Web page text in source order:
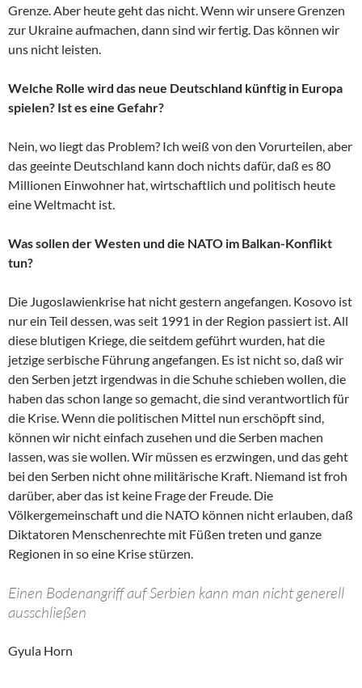
Grenze. Aber heute geht das nicht. Wenn wir unsere Grenzen
zur Ukraine aufmachen, dann sind wir fertig. Das können wir
uns nicht leisten.
Welche Rolle wird das neue Deutschland künftig in Europa
spielen? Ist es eine Gefahr?
Nein, wo liegt das Problem? Ich weiß von den Vorurteilen, aber
das geeinte Deutschland kann doch nichts dafür, daß es 80
Millionen Einwohner hat, wirtschaftlich und politisch heute
eine Weltmacht ist.
Was sollen der Westen und die NATO im Balkan-Konflikt
tun?
Die Jugoslawienkrise hat nicht gestern angefangen. Kosovo ist
nur ein Teil dessen, was seit 1991 in der Region passiert ist. All
diese blutigen Kriege, die seitdem geführt wurden, hat die
jetzige serbische Führung angefangen. Es ist nicht so, daß wir
den Serben jetzt irgendwas in die Schuhe schieben wollen, die
haben das schon lange so gemacht, die sind verantwortlich für
die Krise. Wenn die politischen Mittel nun erschöpft sind,
können wir nicht einfach zusehen und die Serben machen
lassen, was sie wollen. Wir müssen es erzwingen, und das geht
bei den Serben nicht ohne militärische Kraft. Niemand ist froh
darüber, aber das ist keine Frage der Freude. Die
Völkergemeinschaft und die NATO können nicht erlauben, daß
Diktatoren Menschenrechte mit Füßen treten und ganze
Regionen in so eine Krise stürzen.
Einen Bodenangriff auf Serbien kann man nicht generell
ausschließen
Gyula Horn